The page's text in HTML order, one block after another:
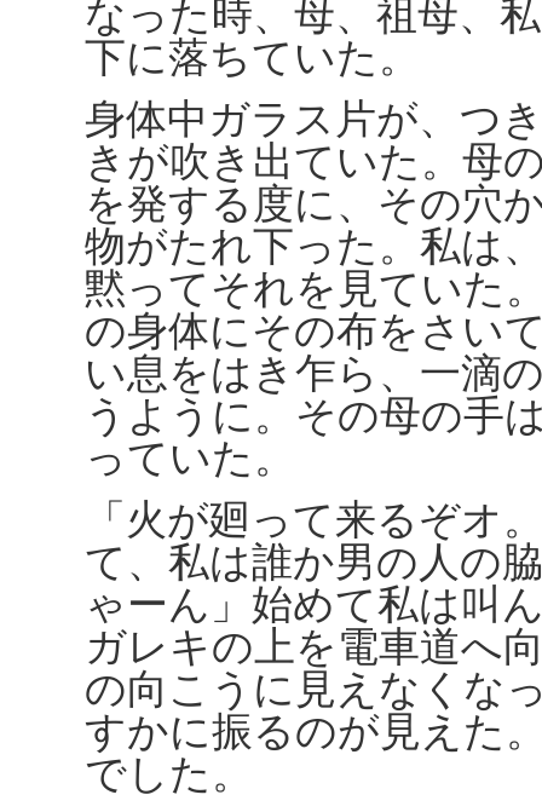
なった時、母、祖母、
下に落ちていた。
身体中ガラス片が、つ
きが吹き出ていた。母
を発する度に、その穴
物がたれ下った。私は
黙ってそれを見ていた
の身体にその布をさい
い息をはき乍ら、一滴
うように。その母の手
っていた。
「火が廻って来るぞオ
て、私は誰か男の人の
ゃーん」始めて私は叫
ガレキの上を電車道へ
の向こうに見えなくな
すかに振るのが見えた
でした。